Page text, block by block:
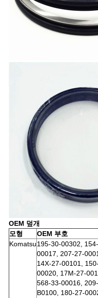
OEM 덮개
모형
OEM 부호
Komatsu195-30-00302,
00017, 207-27-
14X-27-00101,
00020, 17M-27-
568-33-00016,
B0100, 180-27-